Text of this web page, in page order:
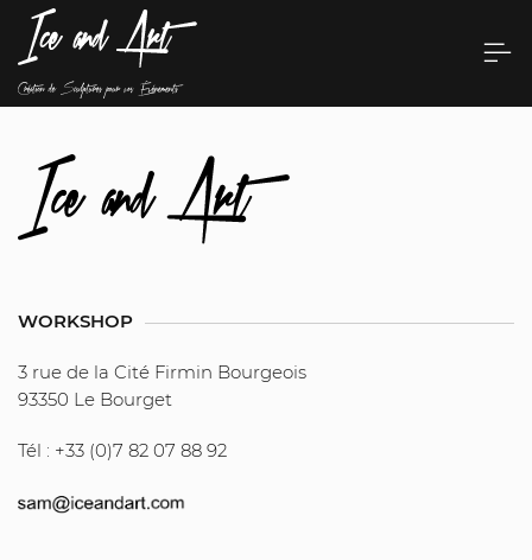
WORKSHOP
3 rue de la Cité Firmin Bourgeois
93350 Le Bourget
Tél : +33 (0)7 82 07 88 92